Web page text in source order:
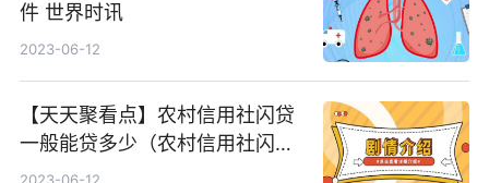
件 世界时讯
2023-06-12
【天天聚看点】农村信用社闪贷
一般能贷多少（农村信用社闪贷
逾期了怎么还款）